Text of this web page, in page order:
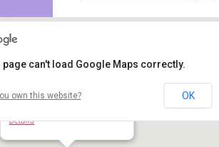
Centre Cívic Urgell
Details
page can't load Google Maps correctly.
own this website? OK